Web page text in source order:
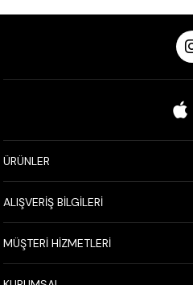
ÜRÜNLER
ALIŞVERİŞ BİLGİLERİ
MÜŞTERİ HİZMETLERİ